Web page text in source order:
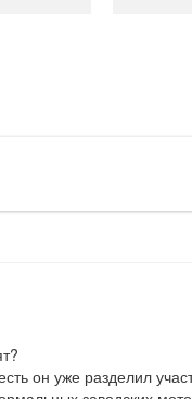
он уже разделил